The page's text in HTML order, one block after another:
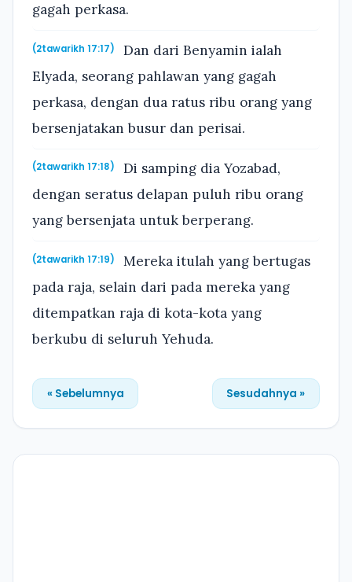
gagah perkasa.
(2tawarikh 17:17)
Dan dari Benyamin ialah
Elyada, seorang pahlawan yang gagah
perkasa, dengan dua ratus ribu orang yang
bersenjatakan busur dan perisai.
(2tawarikh 17:18)
Di samping dia Yozabad,
dengan seratus delapan puluh ribu orang
yang bersenjata untuk berperang.
(2tawarikh 17:19)
Mereka itulah yang bertugas
pada raja, selain dari pada mereka yang
ditempatkan raja di kota-kota yang
berkubu di seluruh Yehuda.
« Sebelumnya Sesudahnya »